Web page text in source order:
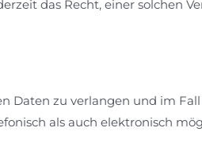
das Recht, einer solchen
Daten zu verlangen und im
als auch elektronisch